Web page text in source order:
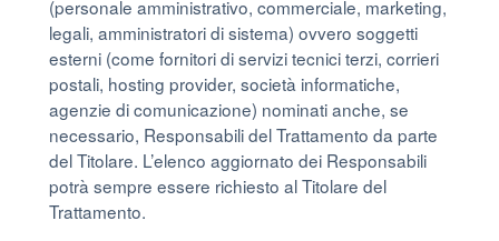
(personale amministrativo, commerciale, marketing,
legali, amministratori di sistema) ovvero soggetti
esterni (come fornitori di servizi tecnici terzi, corrieri
postali, hosting provider, società informatiche,
agenzie di comunicazione) nominati anche, se
necessario, Responsabili del Trattamento da parte
del Titolare. L’elenco aggiornato dei Responsabili
potrà sempre essere richiesto al Titolare del
Trattamento.